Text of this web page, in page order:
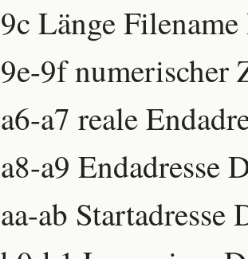
9c Länge
9e-9f numerischer
a6-a7 reale
a8-a9 Endadresse
aa-ab